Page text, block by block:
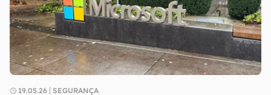
19.05.26 SEGURANÇA